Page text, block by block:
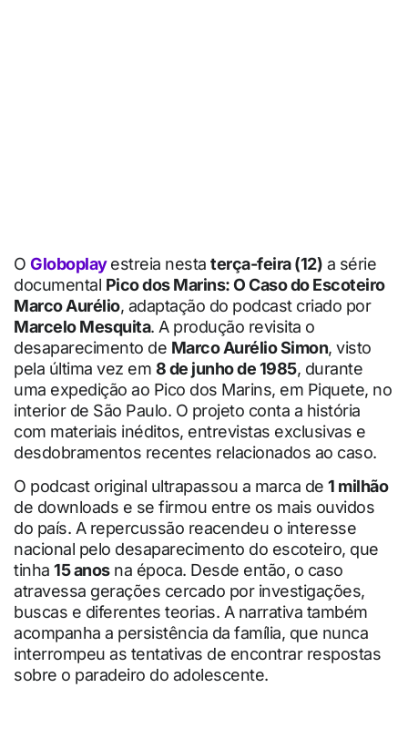
O Globoplayestreia nesta terça-feira (12) a série
documental Pico dos Marins: O Caso do Escoteiro
Marco Aurélio, adaptação do podcast criado por
Marcelo Mesquita. A produção revisita o
desaparecimento de Marco Aurélio Simon, visto
pela última vez em 8 de junho de 1985, durante
uma expedição ao Pico dos Marins, em Piquete, no
interior de São Paulo. O projeto conta a história
com materiais inéditos, entrevistas exclusivas e
desdobramentos recentes relacionados ao caso.
O podcast original ultrapassou a marca de 1 milhão
de downloads e se firmou entre os mais ouvidos
do país. A repercussão reacendeu o interesse
nacional pelo desaparecimento do escoteiro, que
tinha 15 anosna época. Desde então, o caso
atravessa gerações cercado por investigações,
buscas e diferentes teorias. A narrativa também
acompanha a persistência da família, que nunca
interrompeu as tentativas de encontrar respostas
sobre o paradeiro do adolescente.